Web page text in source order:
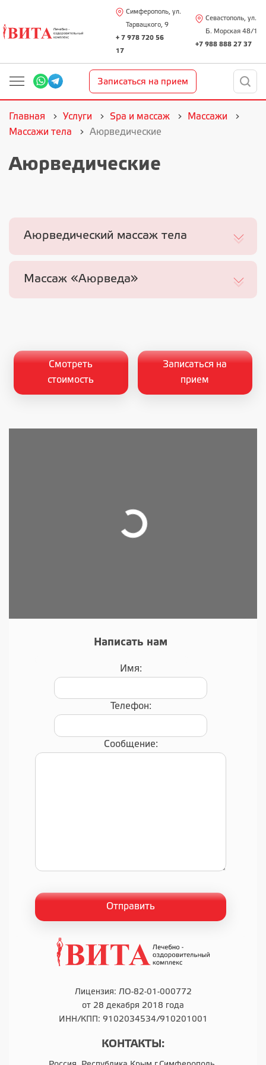
Симферополь, ул.
Тарвацкого, 9
+ 7 978 720 56
17
Севастополь, ул.
Б. Морская 48/1
+7 988 888 27 37
Записаться на прием
Главная Услуги Spa и массаж
Массажи
Массажи тела
Аюрведические
Аюрведические
Аюрведический массаж тела
Массаж «Аюрведа»
Смотреть
стоимость
Записаться на
прием
Написать нам
Имя:
Телефон:
Сообщение:
Лицензия: ЛО-82-01-000772
от 28 декабря 2018 года
ИНН/КПП: 9102034534/910201001
КОНТАКТЫ: